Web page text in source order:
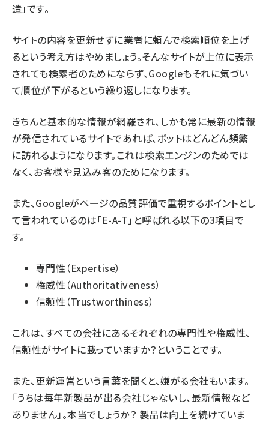
造」です。
サイトの内容を更新せずに業者に頼んで検索順位を上げ
るという考え方はやめましょう。そんなサイトが上位に表示
されても検索者のためにならず、Googleもそれに気づい
て順位が下がるという繰り返しになります。
きちんと基本的な情報が網羅され、しかも常に最新の情報
が発信されているサイトであれば、ボットはどんどん頻繁
に訪れるようになります。これは検索エンジンのためでは
なく、お客様や見込み客のためになります。
また、Googleがページの品質評価で重視するポイントとし
て言われているのは「E-A-T」と呼ばれる以下の3項目で
す。
専門性（Expertise）
権威性（Authoritativeness）
信頼性（Trustworthiness）
これは、すべての会社にあるそれぞれの専門性や権威性、
信頼性がサイトに載っていますか？ということです。
また、更新運営という言葉を聞くと、嫌がる会社もいます。
「うちは毎年新製品が出る会社じゃないし、最新情報など
ありません」。本当でしょうか？ 製品は向上を続けていま